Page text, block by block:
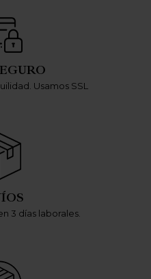
Usamos SSL
3 días laborales.